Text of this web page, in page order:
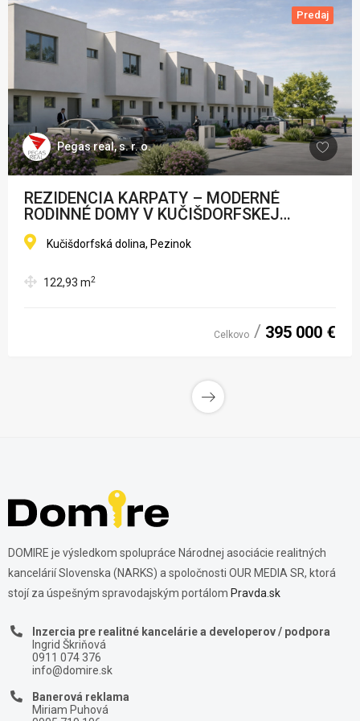
Predaj
Pegas real, s. r. o.
REZIDENCIA KARPATY – MODERNÉ
RODINNÉ DOMY V KUČIŠDORFSKEJ
DOLINE
Kučišdorfská dolina, Pezinok
122,93 m2
Celkovo 395 000 €
DOMIRE je výsledkom spolupráce Národnej asociácie realitných
kancelárií Slovenska (NARKS) a spoločnosti OUR MEDIA SR, ktorá
stojí za úspešným spravodajským portálom Pravda.sk
Inzercia pre realitné kancelárie a developerov / podpora
Ingrid Škriňová
0911 074 376
info@domire.sk
Banerová reklama
Miriam Puhová